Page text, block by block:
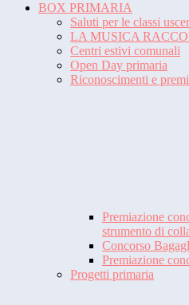
BOX PRIMARIA
Saluti per le classi
LA MUSICA
Centri estivi comunali
Open Day primaria
Riconoscimenti e
Premiazione
strumento di
Concorso
Premiazione
Progetti primaria